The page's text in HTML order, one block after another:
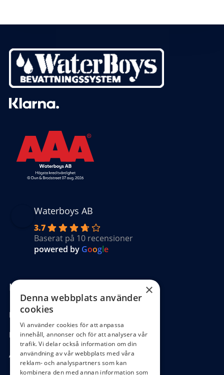
Waterboys AB
3.7
Baserat på 10 recensioner
powered by Google
Kundinformation
Köpvillkor
Hantering GDPR
Ångra köp
×
Denna webbplats använder
cookies
Vi använder cookies för att anpassa
innehåll, annonser och för att analysera vår
trafik. Vi delar också information om din
användning av vår webbplats med våra
reklam- och analyspartners som kan
kombinera den med annan information som